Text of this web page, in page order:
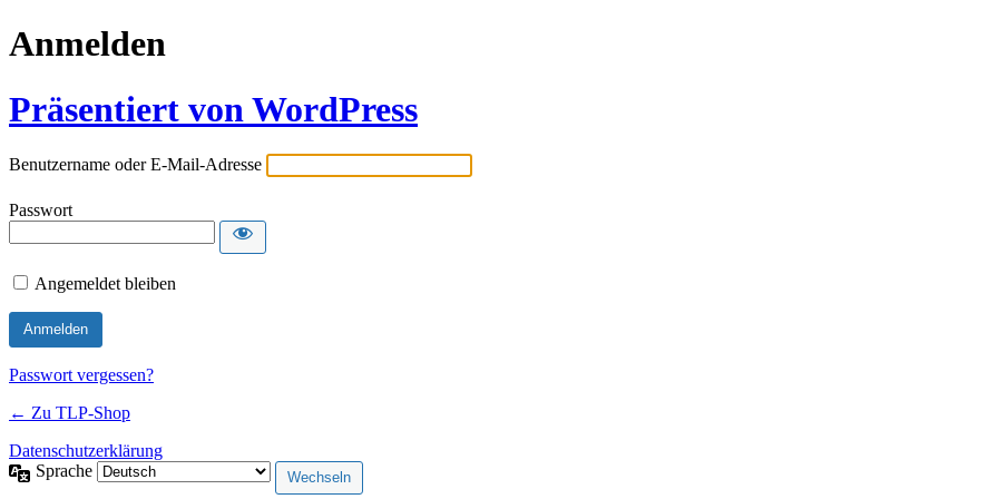
Anmelden
Präsentiert von WordPress
Benutzername oder E-Mail-Adresse
Passwort
Angemeldet bleiben
Passwort vergessen?
← Zu TLP-Shop
Datenschutzerklärung
Sprache